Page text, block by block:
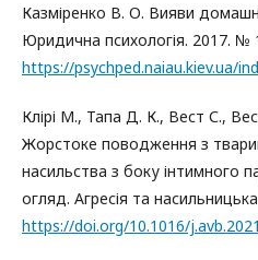
Казміренко В. О. Вияви
Юридична психологія. 2017. №
https://psychped.naiau.kiev.ua/
Клірі М., Тапа Д. К., Вест С.,
Жорстоке поводження з
насильства з боку інтимного
огляд. Агресія та
https://doi.org/10.1016/